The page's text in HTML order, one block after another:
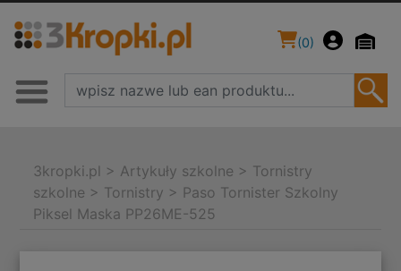
(0)
3kropki.pl > Artykuły szkolne > Tornistry
szkolne > Tornistry > Paso Tornister Szkolny
Piksel Maska PP26ME-525